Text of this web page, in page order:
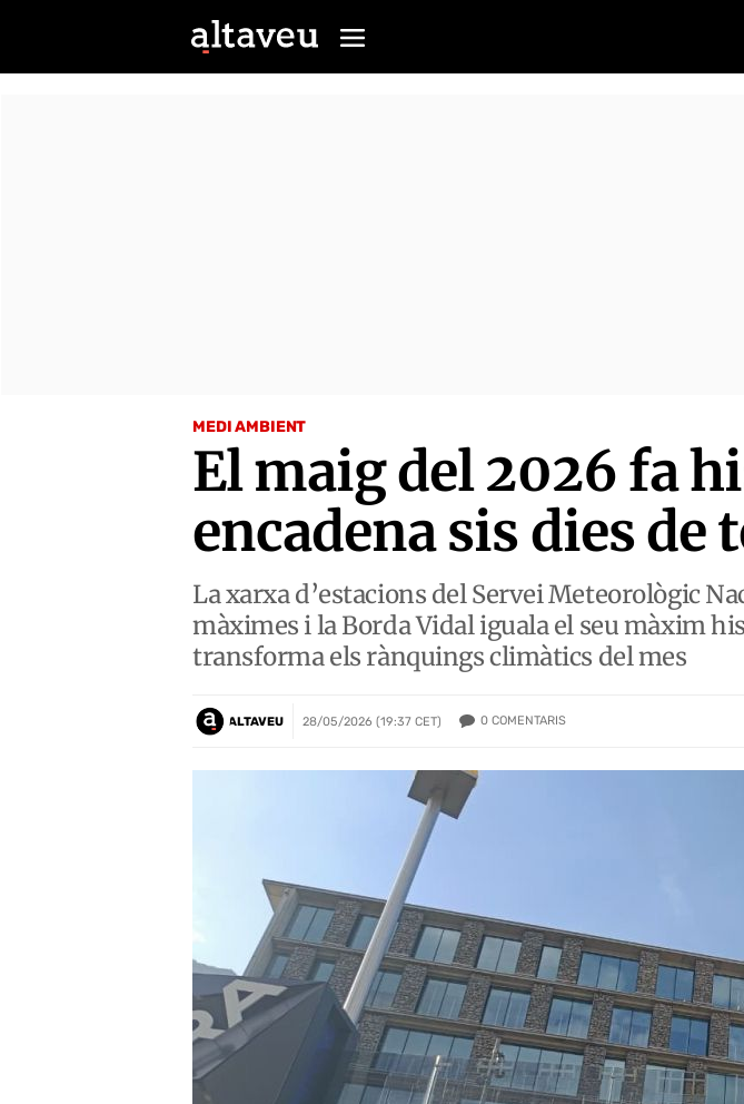
MEDI AMBIENT
El maig del 2026 fa
encadena sis dies
La xarxa d’estacions del Servei Meteorològic
màximes i la Borda Vidal iguala el seu màxim
transforma els rànquings climàtics del mes
ALTAVEU 28/05/2026 (19:37 CET) 0 COMENTARIS